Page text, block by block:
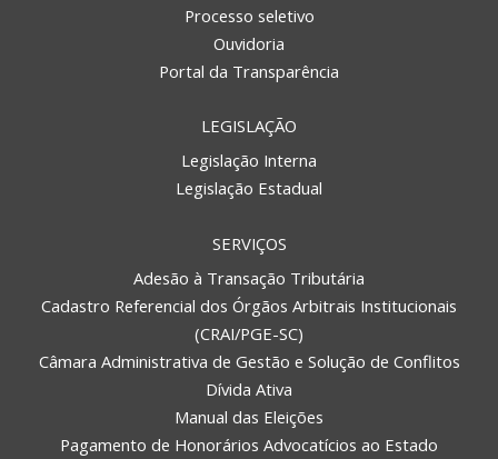
Processo seletivo
Ouvidoria
Portal da Transparência
LEGISLAÇÃO
Legislação Interna
Legislação Estadual
SERVIÇOS
Adesão à Transação Tributária
Cadastro Referencial dos Órgãos Arbitrais Institucionais
(CRAI/PGE-SC)
Câmara Administrativa de Gestão e Solução de Conflitos
Dívida Ativa
Manual das Eleições
Pagamento de Honorários Advocatícios ao Estado